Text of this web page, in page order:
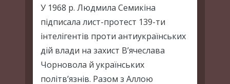
У 1968 р. Людмила Семикіна
підписала лист-протест 139-ти
інтелігентів проти антиукраїнських
дій влади на захист В’ячеслава
Чорновола й українських
політв’язнів. Разом з Аллою